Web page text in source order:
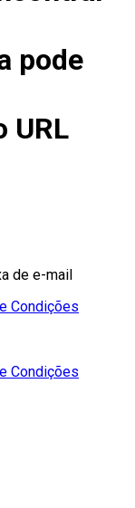
pode
URL
de e-mail
Condições
Condições